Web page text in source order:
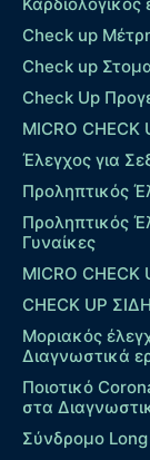
Check up
Check up
Check Up
MICRO
Έλεγχος για
Προληπτικός
Προληπτικός
Γυναίκες
MICRO
CHECK UP
Μοριακός
Διαγνωστικά
Ποιοτικό
στα
Σύνδρομο